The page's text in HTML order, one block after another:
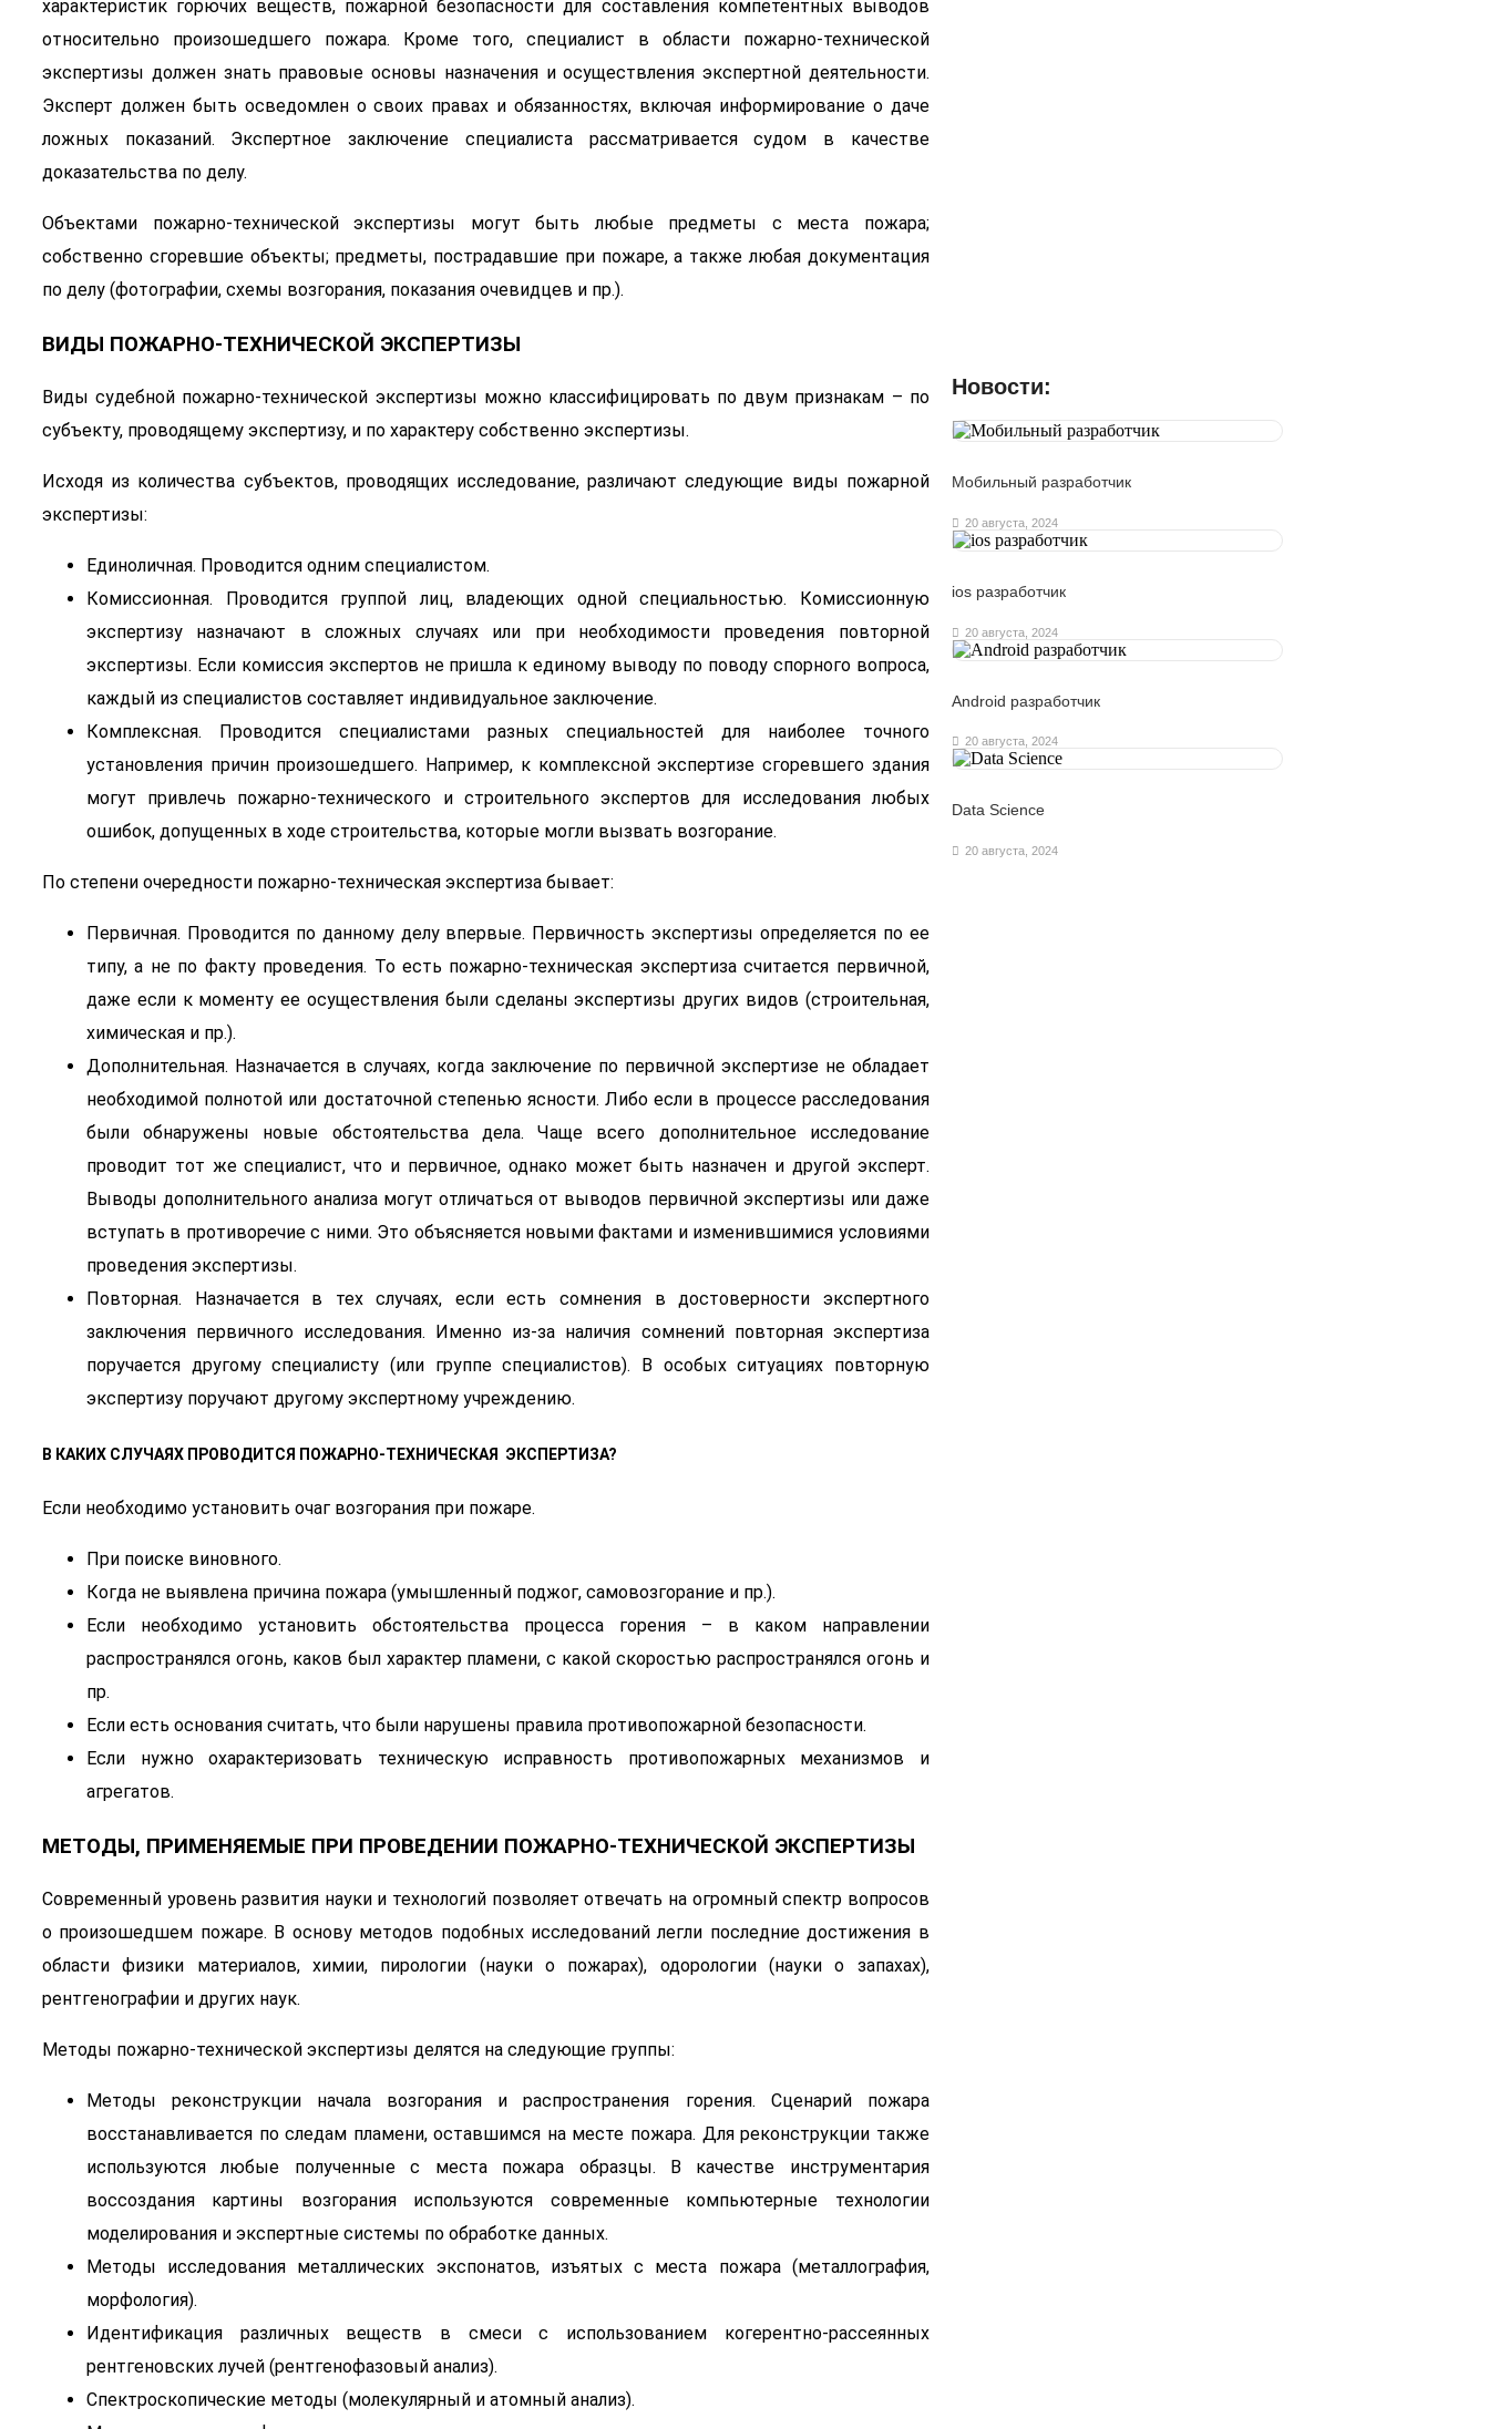
характеристик горючих веществ, пожарной безопасности для составления компетентных выводов
относительно произошедшего пожара. Кроме того, специалист в области пожарно-технической
экспертизы должен знать правовые основы назначения и осуществления экспертной деятельности.
Эксперт должен быть осведомлен о своих правах и обязанностях, включая информирование о даче
ложных показаний. Экспертное заключение специалиста рассматривается судом в качестве
доказательства по делу.
Объектами пожарно-технической экспертизы могут быть любые предметы с места пожара;
собственно сгоревшие объекты; предметы, пострадавшие при пожаре, а также любая документация
по делу (фотографии, схемы возгорания, показания очевидцев и пр.).
ВИДЫ ПОЖАРНО-ТЕХНИЧЕСКОЙ ЭКСПЕРТИЗЫ
Виды судебной пожарно-технической экспертизы можно классифицировать по двум признакам – по
субъекту, проводящему экспертизу, и по характеру собственно экспертизы.
Исходя из количества субъектов, проводящих исследование, различают следующие виды пожарной
экспертизы:
Единоличная. Проводится одним специалистом.
Комиссионная. Проводится группой лиц, владеющих одной специальностью. Комиссионную
экспертизу назначают в сложных случаях или при необходимости проведения повторной
экспертизы. Если комиссия экспертов не пришла к единому выводу по поводу спорного вопроса,
каждый из специалистов составляет индивидуальное заключение.
Комплексная. Проводится специалистами разных специальностей для наиболее точного
установления причин произошедшего. Например, к комплексной экспертизе сгоревшего здания
могут привлечь пожарно-технического и строительного экспертов для исследования любых
ошибок, допущенных в ходе строительства, которые могли вызвать возгорание.
По степени очередности пожарно-техническая экспертиза бывает:
Первичная. Проводится по данному делу впервые. Первичность экспертизы определяется по ее
типу, а не по факту проведения. То есть пожарно-техническая экспертиза считается первичной,
даже если к моменту ее осуществления были сделаны экспертизы других видов (строительная,
химическая и пр.).
Дополнительная. Назначается в случаях, когда заключение по первичной экспертизе не обладает
необходимой полнотой или достаточной степенью ясности. Либо если в процессе расследования
были обнаружены новые обстоятельства дела. Чаще всего дополнительное исследование
проводит тот же специалист, что и первичное, однако может быть назначен и другой эксперт.
Выводы дополнительного анализа могут отличаться от выводов первичной экспертизы или даже
вступать в противоречие с ними. Это объясняется новыми фактами и изменившимися условиями
проведения экспертизы.
Повторная. Назначается в тех случаях, если есть сомнения в достоверности экспертного
заключения первичного исследования. Именно из-за наличия сомнений повторная экспертиза
поручается другому специалисту (или группе специалистов). В особых ситуациях повторную
экспертизу поручают другому экспертному учреждению.
В КАКИХ СЛУЧАЯХ ПРОВОДИТСЯ ПОЖАРНО-ТЕХНИЧЕСКАЯ ЭКСПЕРТИЗА?
Если необходимо установить очаг возгорания при пожаре.
При поиске виновного.
Когда не выявлена причина пожара (умышленный поджог, самовозгорание и пр.).
Если необходимо установить обстоятельства процесса горения – в каком направлении
распространялся огонь, каков был характер пламени, с какой скоростью распространялся огонь и
пр.
Если есть основания считать, что были нарушены правила противопожарной безопасности.
Если нужно охарактеризовать техническую исправность противопожарных механизмов и
агрегатов.
МЕТОДЫ, ПРИМЕНЯЕМЫЕ ПРИ ПРОВЕДЕНИИ ПОЖАРНО-ТЕХНИЧЕСКОЙ ЭКСПЕРТИЗЫ
Современный уровень развития науки и технологий позволяет отвечать на огромный спектр вопросов
о произошедшем пожаре. В основу методов подобных исследований легли последние достижения в
области физики материалов, химии, пирологии (науки о пожарах), одорологии (науки о запахах),
рентгенографии и других наук.
Методы пожарно-технической экспертизы делятся на следующие группы:
Методы реконструкции начала возгорания и распространения горения. Сценарий пожара
восстанавливается по следам пламени, оставшимся на месте пожара. Для реконструкции также
используются любые полученные с места пожара образцы. В качестве инструментария
воссоздания картины возгорания используются современные компьютерные технологии
моделирования и экспертные системы по обработке данных.
Методы исследования металлических экспонатов, изъятых с места пожара (металлография,
морфология).
Идентификация различных веществ в смеси с использованием когерентно-рассеянных
рентгеновских лучей (рентгенофазовый анализ).
Спектроскопические методы (молекулярный и атомный анализ).
Новости:
Мобильный разработчик
20 августа, 2024
ios разработчик
20 августа, 2024
Android разработчик
20 августа, 2024
Data Science
20 августа, 2024